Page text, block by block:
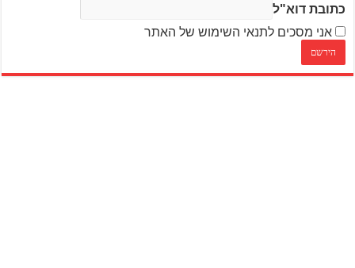
כתובת דוא"ל
אני מסכים לתנאי השימוש של האתר